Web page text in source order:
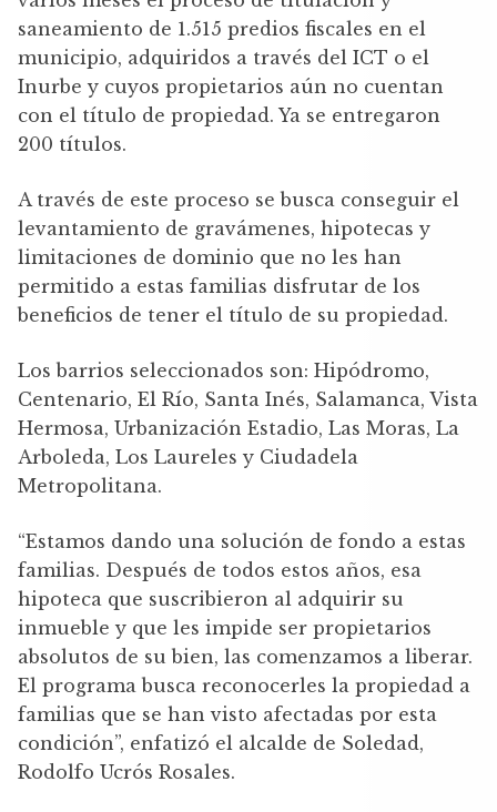
saneamiento de 1.515 predios fiscales en el
municipio, adquiridos a través del ICT o el
Inurbe y cuyos propietarios aún no cuentan
con el título de propiedad. Ya se entregaron
200 títulos.
A través de este proceso se busca conseguir el
levantamiento de gravámenes, hipotecas y
limitaciones de dominio que no les han
permitido a estas familias disfrutar de los
beneficios de tener el título de su propiedad.
Los barrios seleccionados son: Hipódromo,
Centenario, El Río, Santa Inés, Salamanca, Vista
Hermosa, Urbanización Estadio, Las Moras, La
Arboleda, Los Laureles y Ciudadela
Metropolitana.
“Estamos dando una solución de fondo a estas
familias. Después de todos estos años, esa
hipoteca que suscribieron al adquirir su
inmueble y que les impide ser propietarios
absolutos de su bien, las comenzamos a liberar.
El programa busca reconocerles la propiedad a
familias que se han visto afectadas por esta
condición”, enfatizó el alcalde de Soledad,
Rodolfo Ucrós Rosales.